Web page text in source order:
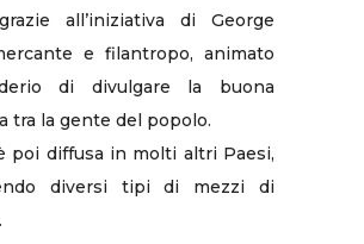
all’iniziativa di George
e filantropo, animato
di divulgare la buona
tra la gente del popolo.
poi diffusa in molti altri Paesi,
diversi tipi di mezzi di